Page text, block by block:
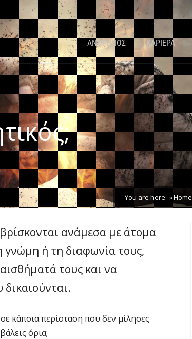
ΑΝΘΡΩΠΟΣ ΚΑΡΙΕΡΑ
You are here: Home
ανάμεσα με άτομα
γνώμη ή τη διαφωνία τους,
τους και να
κάποια περίσταση που δεν μίλησες
όρια;